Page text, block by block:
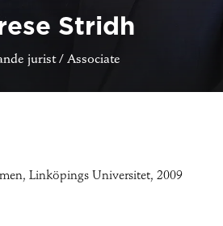
Stridh
jurist / Associate
Linköpings Universitet, 2009